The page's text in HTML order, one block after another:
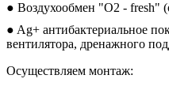
● Воздухообмен "О2 - fresh"
● Ag+ антибактериальное
вентилятора, дренажного
Осуществляем монтаж: